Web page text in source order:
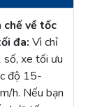
chế về tốc
đa: Vì chỉ
số, xe tối ưu
độ 15-
h. Nếu bạn